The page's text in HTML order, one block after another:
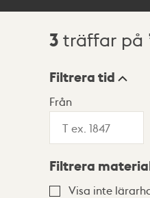
Sökresultat
3 träffar på
Visningsläge
Lista
Filtrera tid
Från
Filtrera
Visa inte